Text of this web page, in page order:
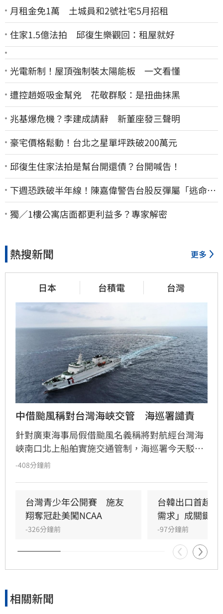
月租金免1萬 土城員和2號社宅5月招租
住家1.5億法拍 邱復生樂觀回：租屋就好
光電新制！屋頂強制裝太陽能板 一文看懂
遭控趙姬吸金幫兇 花敬群駁：是扭曲抹黑
兆基爆危機？李建成請辭 新董座發三聲明
豪宅價格鬆動！台北之星單坪跌破200萬元
邱復生住家法拍是幫台開還債？台開喊告！
下週恐跌破半年線！陳嘉偉警告台股反彈屬「逃命
波」：空頭大屠殺剛開始
獨／1樓公寓店面都更利益多？專家解密
熱搜新聞 更多
日本 台積電 台灣
中借颱風稱對台灣海峽交管　海巡署譴責
針對廣東海事局假借颱風名義稱將對航經台灣海
峽南口北上船舶實施交通管制，海巡署今天駁斥
中國無權在台灣海峽實施交通管制，並嚴厲譴
-408分鐘前
台灣青少年公開賽　施友
翔奪冠赴美闖NCAA
-326分鐘前
台韓出口首超
需求」成關鍵
-97分鐘前
相關新聞